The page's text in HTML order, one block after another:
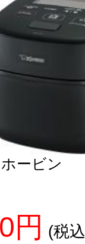
ービン
円 (税